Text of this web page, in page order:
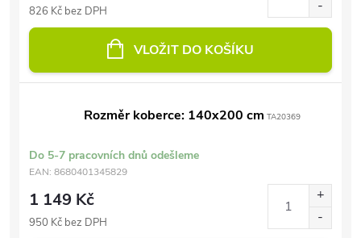
826 Kč bez DPH
VLOŽIT DO KOŠÍKU
Rozměr koberce: 140x200 cm TA20369
Do 5-7 pracovních dnů odešleme
EAN: 8680401345829
1 149 Kč
950 Kč bez DPH